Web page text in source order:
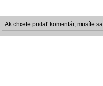
Ak chcete pridať komentár, musíte sa